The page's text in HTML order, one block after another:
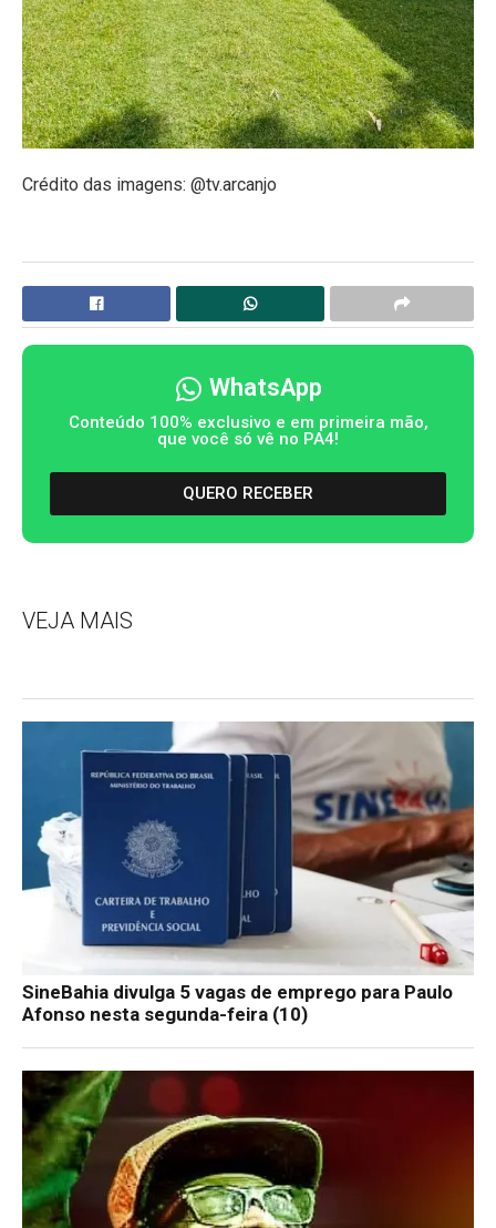
Crédito das imagens: @tv.arcanjo
WhatsApp
Conteúdo 100% exclusivo e em primeira mão,
que você só vê no PA4!
QUERO RECEBER
VEJA MAIS
SineBahia divulga 5 vagas de emprego para Paulo
Afonso nesta segunda-feira (10)